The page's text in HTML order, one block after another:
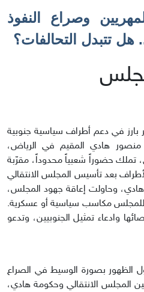
وصراع النفوذ
هل تتبدل التحالفات؟
بارز في دعم أطراف سياسية جنوبية
منصور هادي المقيم في الرياض،
تملك حضوراً شعبياً محدوداً، مقرّبة
بعد تأسيس المجلس الانتقالي
وحاولت إعاقة جهود المجلس،
مكاسب سياسية أو عسكرية.
وادعاء تمثيل الجنوبيين، وتدعو
الظهور بصورة الوسيط في الصراع
اندلع بدءاً من يناير 2018 بين المجلس الانتقالي وحكومة هادي،